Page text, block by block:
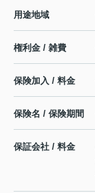
用途地域
権利金 / 雑費
保険加入 / 料金
保険名 / 保険期間
保証会社 / 料金